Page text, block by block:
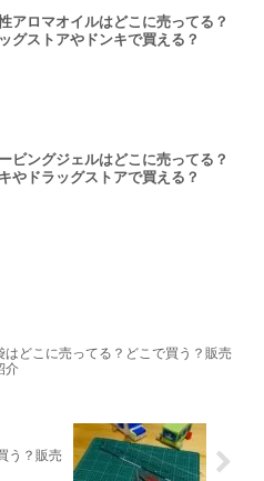
アロマオイルはどこに売ってる？
グストアやドンキで買える？
ビングジェルはどこに売ってる？
やドラッグストアで買える？
はどこに売ってる？どこで買う？販売
介
う？販売